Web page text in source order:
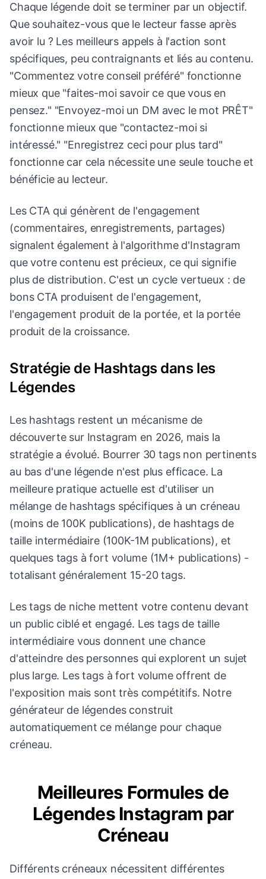
Chaque légende doit se terminer par un objectif.
Que souhaitez-vous que le lecteur fasse après
avoir lu ? Les meilleurs appels à l'action sont
spécifiques, peu contraignants et liés au contenu.
"Commentez votre conseil préféré" fonctionne
mieux que "faites-moi savoir ce que vous en
pensez." "Envoyez-moi un DM avec le mot PRÊT"
fonctionne mieux que "contactez-moi si
intéressé." "Enregistrez ceci pour plus tard"
fonctionne car cela nécessite une seule touche et
bénéficie au lecteur.
Les CTA qui génèrent de l'engagement
(commentaires, enregistrements, partages)
signalent également à l'algorithme d'Instagram
que votre contenu est précieux, ce qui signifie
plus de distribution. C'est un cycle vertueux : de
bons CTA produisent de l'engagement,
l'engagement produit de la portée, et la portée
produit de la croissance.
Stratégie de Hashtags dans les
Légendes
Les hashtags restent un mécanisme de
découverte sur Instagram en 2026, mais la
stratégie a évolué. Bourrer 30 tags non pertinents
au bas d'une légende n'est plus efficace. La
meilleure pratique actuelle est d'utiliser un
mélange de hashtags spécifiques à un créneau
(moins de 100K publications), de hashtags de
taille intermédiaire (100K-1M publications), et
quelques tags à fort volume (1M+ publications) -
totalisant généralement 15-20 tags.
Les tags de niche mettent votre contenu devant
un public ciblé et engagé. Les tags de taille
intermédiaire vous donnent une chance
d'atteindre des personnes qui explorent un sujet
plus large. Les tags à fort volume offrent de
l'exposition mais sont très compétitifs. Notre
générateur de légendes construit
automatiquement ce mélange pour chaque
créneau.
Meilleures Formules de
Légendes Instagram par
Créneau
Différents créneaux nécessitent différentes